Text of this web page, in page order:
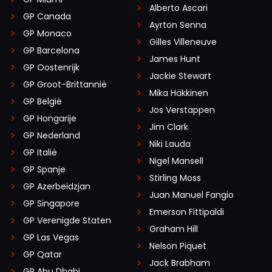
RN365 1 september 2025 07:45
Dag Berry (en anderen)! Klopt inderdaad, en is
inmiddels aangepast in de tekst. Dank voor de
oplettendheid!
Dit bericht is aangepast op:
Meepraten? Dat kan! Je hoeft je alleen maar aan te
melden met een RN365-account.
INLOGGEN AANMELDEN
GP Canada
GP Monaco
GP Barcelona
GP Oostenrijk
GP Groot-Brittannië
GP België
GP Hongarije
GP Nederland
GP Italië
GP Spanje
GP Azerbeidzjan
GP Singapore
GP Verenigde Staten
GP Las Vegas
GP Qatar
Alberto Ascari
Ayrton Senna
Gilles Villeneuve
James Hunt
Jackie Stewart
Mika Häkkinen
Jos Verstappen
Jim Clark
Niki Lauda
Nigel Mansell
Stirling Moss
Juan Manuel Fangio
Emerson Fittipaldi
Graham Hill
Nelson Piquet
Jack Brabham